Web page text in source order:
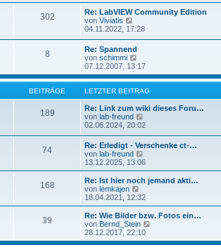
t
r
B
e
i
t
r
a
g
s
t
e
r
i
t
r
a
g
302
Re: LabVIEW Community Edition
von Viviatis
e
e
s
t
e
r
B
e
t
r
a
g
04.11.2022, 17:28
8
Re: Spannend
von schimmi
e
u
e
s
t
e
r
B
i
t
r
a
g
07.12.2007, 13:17
BEITRÄGE LETZTER BEITRAG
189
Re: Link zum wiki dieses Foru…
von lab-freund
e
s
t
e
r
B
i
t
r
a
g
02.06.2024, 20:02
74
Re: Erledigt - Verschenke ct-…
von lab-freund
e
u
e
s
t
B
e
i
t
13.12.2025, 13:06
168
Re: Ist hier noch jemand akti…
von lemkajen
e
u
e
s
t
r
18.04.2021, 12:32
39
Re: Wie Bilder bzw. Fotos ein…
von Bernd_Stein
u
28.12.2017, 22:10